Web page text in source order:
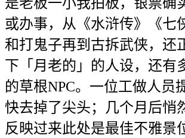
或办事，从《水浒传》《七
和打鬼子再到古拆武侠，还
下「月老的」的人设，还有
的草根NPC。一位工做人员
快去掉了尖头；几个月后悄
反映过来此处是最佳不雅景